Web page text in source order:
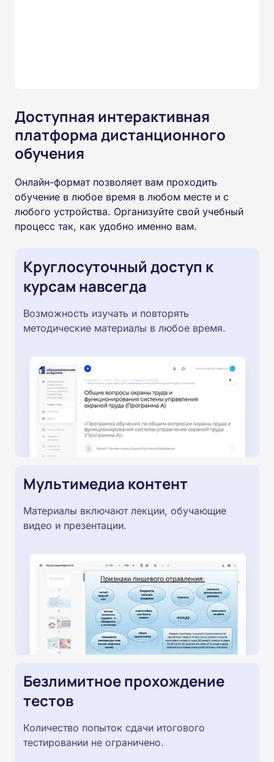
Доступная интерактивная
платформа дистанционного
обучения
Онлайн-формат позволяет вам проходить
обучение в любое время в любом месте и с
любого устройства. Организуйте свой учебный
процесс так, как удобно именно вам.
Круглосуточный доступ к
курсам навсегда
Возможность изучать и повторять
методические материалы в любое время.
Мультимедиа контент
Материалы включают лекции, обучающие
видео и презентации.
Безлимитное прохождение
тестов
Количество попыток сдачи итогового
тестировании не ограничено.